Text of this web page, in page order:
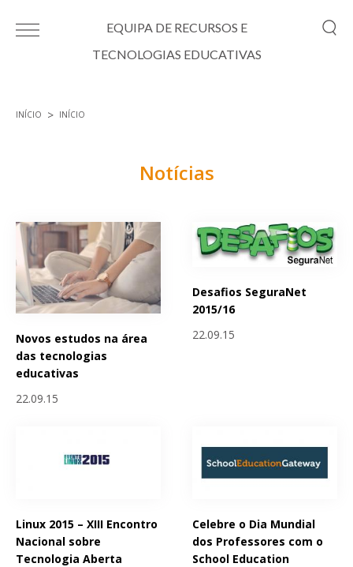
EQUIPA DE RECURSOS E
TECNOLOGIAS EDUCATIVAS
INÍCIO INÍCIO
Notícias
Novos estudos na área
das tecnologias
educativas
22.09.15
Desafios SeguraNet
2015/16
22.09.15
Linux 2015 – XIII Encontro
Nacional sobre
Tecnologia Aberta
Celebre o Dia Mundial
dos Professores com o
School Education
Páginas